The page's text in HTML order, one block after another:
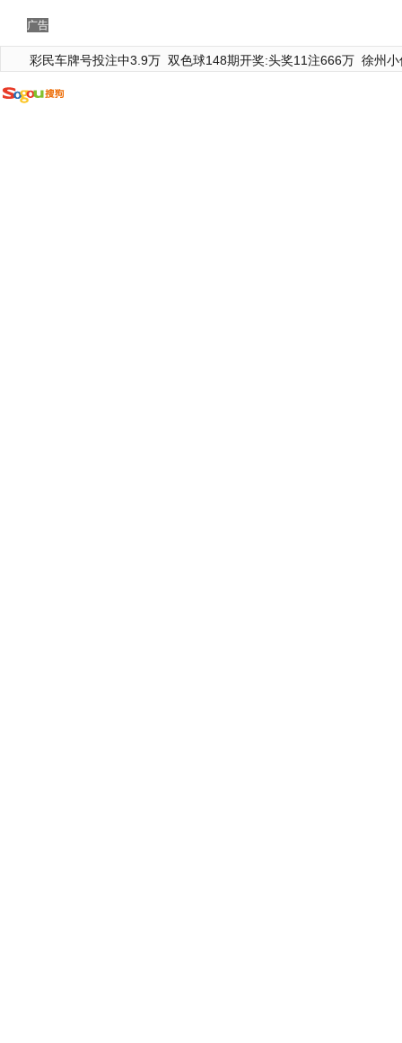
广告
彩民车牌号投注中3.9万 双色球148期开奖:头奖11注666万 徐州